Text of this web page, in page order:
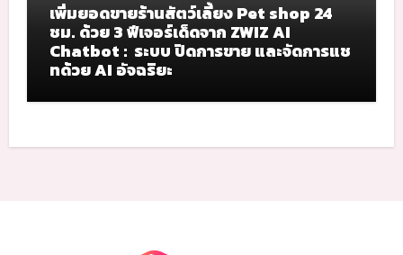
เพิ่มยอดขายร้านสัตว์เลี้ยง Pet shop 24
ชม. ด้วย 3 ฟีเจอร์เด็ดจาก ZWIZ AI
Chatbot : ระบบ ปิดการขาย และจัดการแช
ทด้วย AI อัจฉริยะ